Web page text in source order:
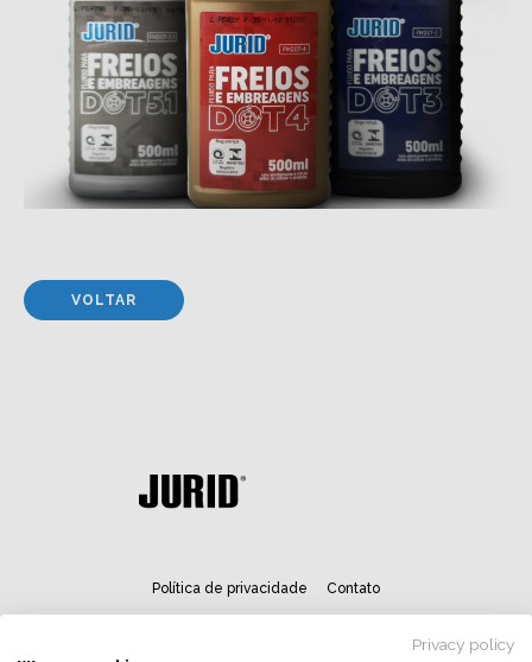
VOLTAR
Política de privacidade Contato
Privacy policy